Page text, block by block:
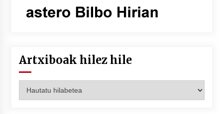
Artxiboak hilez hile
hilez